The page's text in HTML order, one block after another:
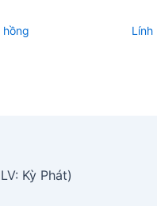
hồng Lính
Kỳ Phát)